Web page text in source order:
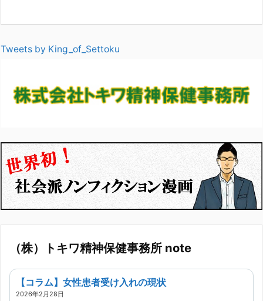
Tweets by King_of_Settoku
（株）トキワ精神保健事務所 note
【コラム】女性患者受け入れの現状
2026年2月28日